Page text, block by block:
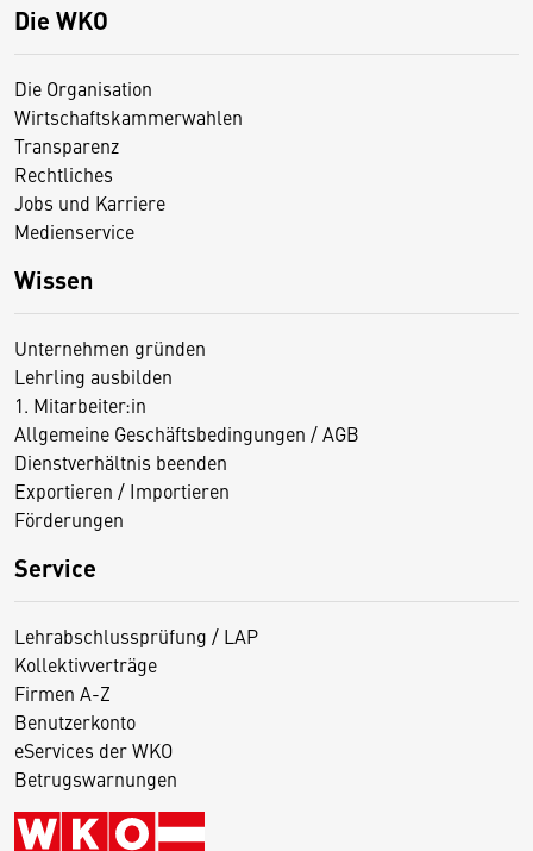
Die WKO
Die Organisation
Wirtschaftskammerwahlen
Transparenz
Rechtliches
Jobs und Karriere
Medienservice
Wissen
Unternehmen gründen
Lehrling ausbilden
1. Mitarbeiter:in
Allgemeine Geschäftsbedingungen / AGB
Dienstverhältnis beenden
Exportieren / Importieren
Förderungen
Service
Lehrabschlussprüfung / LAP
Kollektivverträge
Firmen A-Z
Benutzerkonto
eServices der WKO
Betrugswarnungen